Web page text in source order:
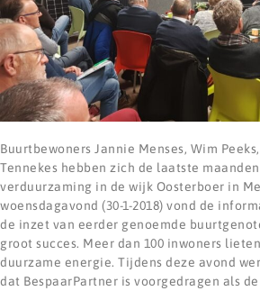
Buurtbewoners Jannie Menses, Wim
Tennekes hebben zich de laatste
verduurzaming in de wijk Oosterboer in
woensdagavond (30-1-2018) vond de
de inzet van eerder genoemde
groot succes. Meer dan 100 inwoners
duurzame energie. Tijdens deze avond
dat BespaarPartner is voorgedragen als